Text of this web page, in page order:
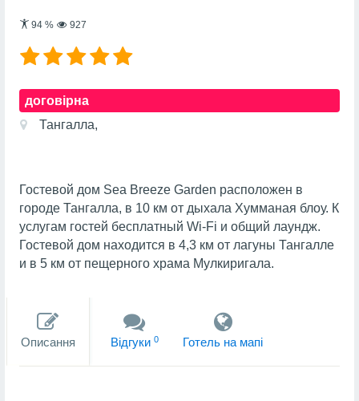
94% 927
договірна
Тангалла,
Гостевой дом Sea Breeze Garden расположен в
городе Тангалла, в 10 км от дыхала Хумманая блоу. К
услугам гостей бесплатный Wi-Fi и общий лаундж.
Гостевой дом находится в 4,3 км от лагуны Тангалле
и в 5 км от пещерного храма Мулкиригала.
Описання Вiдгуки 0 Готель на мапi